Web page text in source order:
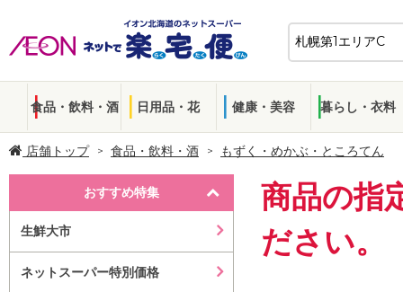
食品・飲料・酒 日用品・花 健康・美容 暮らし・衣料
店舗トップ 食品・飲料・酒 もずく・めかぶ・ところてん
おすすめ特集
生鮮大市
ネットスーパー特別価格
商品の指
ださい。